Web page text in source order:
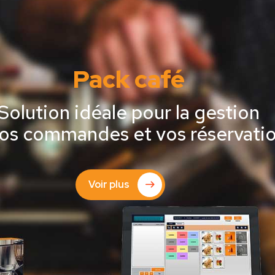
Pack café
idéale pour la gestion
commandes et vos
Voir plus